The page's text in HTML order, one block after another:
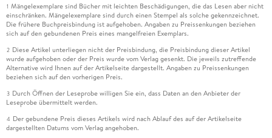
1 Mängelexemplare sind Bücher mit leichten Beschädigungen, die das Lesen aber nicht
einschränken. Mängelexemplare sind durch einen Stempel als solche gekennzeichnet.
Die frühere Buchpreisbindung ist aufgehoben. Angaben zu Preissenkungen beziehen
sich auf den gebundenen Preis eines mangelfreien Exemplars.
2 Diese Artikel unterliegen nicht der Preisbindung, die Preisbindung dieser Artikel
wurde aufgehoben oder der Preis wurde vom Verlag gesenkt. Die jeweils zutreffende
Alternative wird Ihnen auf der Artikelseite dargestellt. Angaben zu Preissenkungen
beziehen sich auf den vorherigen Preis.
3 Durch Öffnen der Leseprobe willigen Sie ein, dass Daten an den Anbieter der
Leseprobe übermittelt werden.
4 Der gebundene Preis dieses Artikels wird nach Ablauf des auf der Artikelseite
dargestellten Datums vom Verlag angehoben.